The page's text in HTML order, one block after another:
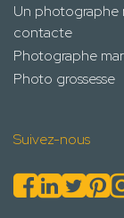
Un photographe
contacte
Photographe
Photo grossesse
Suivez-nous